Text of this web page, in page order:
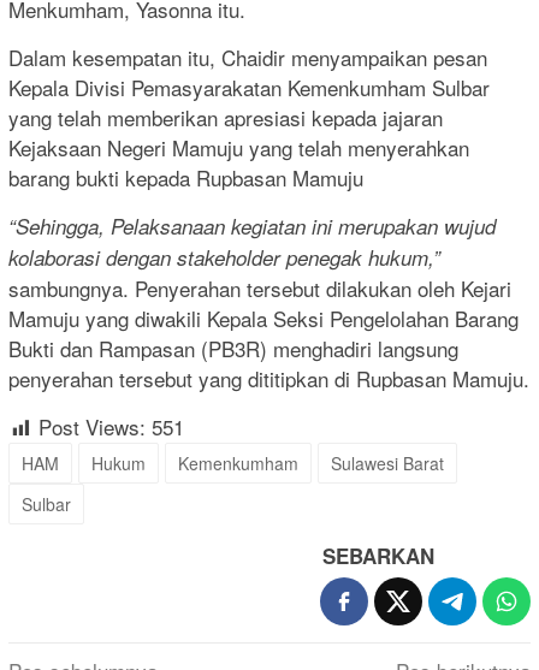
Menkumham, Yasonna itu.
Dalam kesempatan itu, Chaidir menyampaikan pesan
Kepala Divisi Pemasyarakatan Kemenkumham Sulbar
yang telah memberikan apresiasi kepada jajaran
Kejaksaan Negeri Mamuju yang telah menyerahkan
barang bukti kepada Rupbasan Mamuju
“Sehingga, Pelaksanaan kegiatan ini merupakan wujud
kolaborasi dengan stakeholder penegak hukum,”
sambungnya. Penyerahan tersebut dilakukan oleh Kejari
Mamuju yang diwakili Kepala Seksi Pengelolahan Barang
Bukti dan Rampasan (PB3R) menghadiri langsung
penyerahan tersebut yang dititipkan di Rupbasan Mamuju.
Post Views: 551
HAM Hukum Kemenkumham
Sulawesi Barat
Sulbar
SEBARKAN